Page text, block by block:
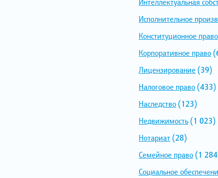
Исполнительное
Конституционное право
Корпоративное право
Лицензирование (39)
Налоговое право(433)
Наследство(123)
Недвижимость(1 023)
Нотариат(28)
Семейное право(1
Социальное